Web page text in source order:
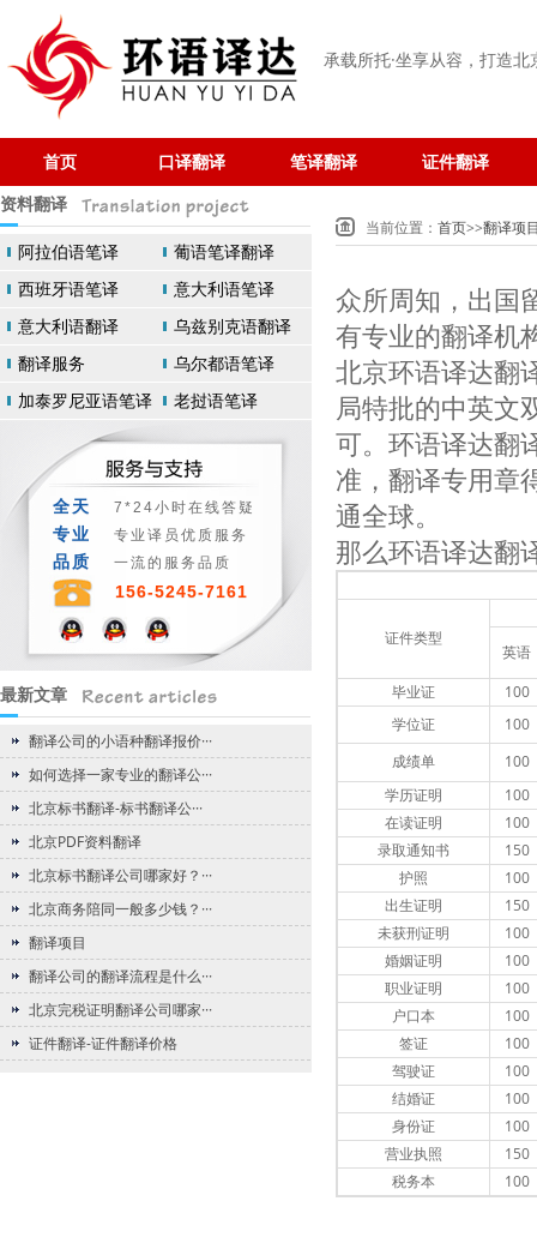
承载所托·坐享从容 ，打造
首页 口译翻译 笔译翻译 证件翻译
当前位置： 首页>>翻译项
众所周知，出国
有专业的翻译机
北京环语译达翻
局特批的中英文
可。环语译达翻
准，翻译专用章
通全球。
那么环语译达翻
证件类型
英语
毕业证
100
学位证
100
成绩单
100
学历证明
100
在读证明
100
录取通知书
150
护照
100
出生证明
150
未获刑证明
100
婚姻证明
100
职业证明
100
户口本
100
签证
100
驾驶证
100
结婚证
100
身份证
100
营业执照
150
税务本
100
资料翻译
阿拉伯语笔译
葡语笔译翻译
西班牙语笔译
意大利语笔译
意大利语翻译
乌兹别克语翻译
翻译服务
乌尔都语笔译
加泰罗尼亚语笔译
老挝语笔译
全天 7*24小时在线答疑
专业 专业译员优质服务
品质 一流的服务品质
156-5245-7161
最新文章
翻译公司的小语种翻译报价···
如何选择一家专业的翻译公···
北京标书翻译-标书翻译公···
北京PDF资料翻译
北京标书翻译公司哪家好？···
北京商务陪同一般多少钱？···
翻译项目
翻译公司的翻译流程是什么···
北京完税证明翻译公司哪家···
证件翻译-证件翻译价格